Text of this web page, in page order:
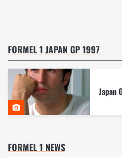
FORMEL 1 JAPAN GP 1997
Japan
FORMEL 1 NEWS